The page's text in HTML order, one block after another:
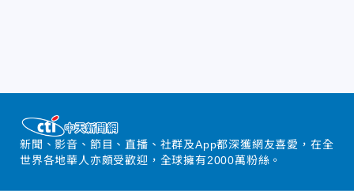
新聞、影音、節目、直播、社群及App都深獲網友喜愛，在全
世界各地華人亦頗受歡迎，全球擁有2000萬粉絲。